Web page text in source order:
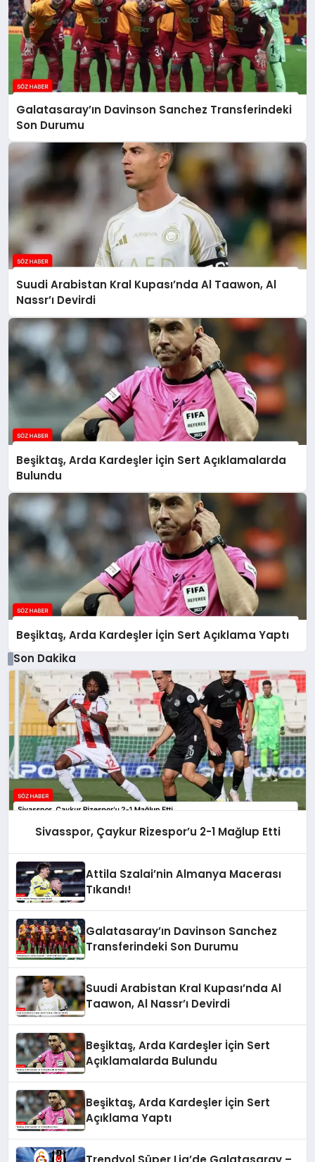
Galatasaray’ın Davinson Sanchez Transferindeki
Son Durumu
Suudi Arabistan Kral Kupası’nda Al Taawon, Al
Nassr’ı Devirdi
Beşiktaş, Arda Kardeşler İçin Sert Açıklamalarda
Bulundu
Beşiktaş, Arda Kardeşler İçin Sert Açıklama Yaptı
Son Dakika
Sivasspor, Çaykur Rizespor’u 2-1 Mağlup Etti
Attila Szalai’nin Almanya Macerası
Tıkandı!
Galatasaray’ın Davinson Sanchez
Transferindeki Son Durumu
Suudi Arabistan Kral Kupası’nda Al
Taawon, Al Nassr’ı Devirdi
Beşiktaş, Arda Kardeşler İçin Sert
Açıklamalarda Bulundu
Beşiktaş, Arda Kardeşler İçin Sert
Açıklama Yaptı